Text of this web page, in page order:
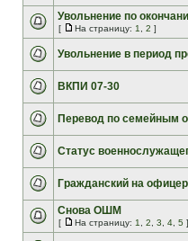
Увольнение по
[ На страницу: 1 2 ]
Увольнение в период
ВКПИ 07-30
Перевод по семейным
Статус
Гражданский на
Снова ОШМ
[ На страницу: 1 2 3 4 5 ]